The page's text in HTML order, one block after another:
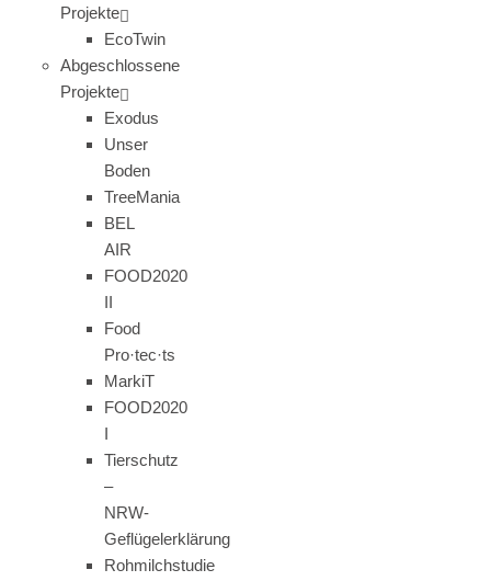
Projekte
EcoTwin
Abgeschlossene
Projekte
Exodus
Unser
Boden
TreeMania
BEL
AIR
FOOD2020
II
Food
Pro·tec·ts
MarkiT
FOOD2020
I
Tierschutz
–
NRW-
Geflügelerklärung
Rohmilchstudie